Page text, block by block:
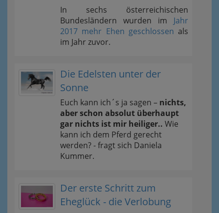
In sechs österreichischen
Bundesländern wurden im Jahr
2017 mehr Ehen geschlossen als
im Jahr zuvor.
Die Edelsten unter der
Sonne
Euch kann ich´s ja sagen – nichts,
aber schon absolut überhaupt
gar nichts ist mir heiliger.. Wie
kann ich dem Pferd gerecht
werden? - fragt sich Daniela
Kummer.
Der erste Schritt zum
Eheglück - die Verlobung